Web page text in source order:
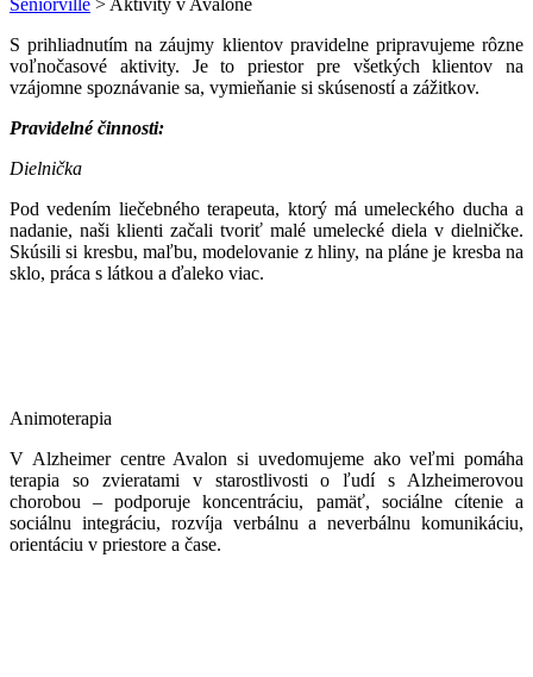
S prihliadnutím na záujmy klientov pravidelne pripravujeme rôzne
voľnočasové aktivity. Je to priestor pre všetkých klientov na
vzájomne spoznávanie sa, vymieňanie si skúseností a zážitkov.
Pravidelné činnosti:
Dielnička
Pod vedením liečebného terapeuta, ktorý má umeleckého ducha a
nadanie, naši klienti začali tvoriť malé umelecké diela v dielničke.
Skúsili si kresbu, maľbu, modelovanie z hliny, na pláne je kresba na
sklo, práca s látkou a ďaleko viac.
Animoterapia
V Alzheimer centre Avalon si uvedomujeme ako veľmi pomáha
terapia so zvieratami v starostlivosti o ľudí s Alzheimerovou
chorobou – podporuje koncentráciu, pamäť, sociálne cítenie a
sociálnu integráciu, rozvíja verbálnu a neverbálnu komunikáciu,
orientáciu v priestore a čase.